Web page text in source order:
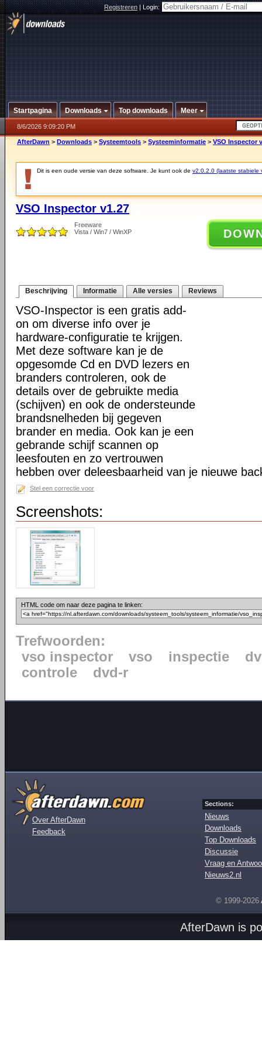
Registreren|Login:
Startpagina Downloads Top downloads Meer
8/6/2026 9:09:20 PM
AfterDawn > Downloads > Systeemtools > Systeeminformatie > VSO Inspector
Dit is een oude versie van deze software. Je kunt ook de v2.0.2.0 (laatste stabiele
VSO Inspector v1.27
Freeware
Vista / Win7 / WinXP
Beschrijving Informatie Alle versies Reviews
VSO-Inspector is een gratis add-
on om diverse info over je
hardware-configuratie te krijgen.
Met deze software kan je de
opgesomde Cd en DVD lezers en
branders controleren, ook de
details over de gebruikte media
(schijven) en ook de ondersteunde
brandsnelheden bij gegeven
brander en media. Ook kan je een
gebrande schijf scannen op
leesfouten en zo vertrouwen
hebben over deleesbaarheid van je nieuwe
Stel een correctie voor
Screenshots:
HTML code om naar deze pagina te linken:
Trefwoorden:
vso inspector
vso inspectie
controle
dvd-r
Over AfterDawn
Feedback
Sections:
Nieuws
Downloads
Top Downloads
Discussie
Vraag en
Nieuws2.nl
© 1999-2026
AfterDawn is